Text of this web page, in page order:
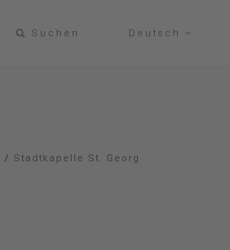
Suchen Deutsch
/ Stadtkapelle St. Georg